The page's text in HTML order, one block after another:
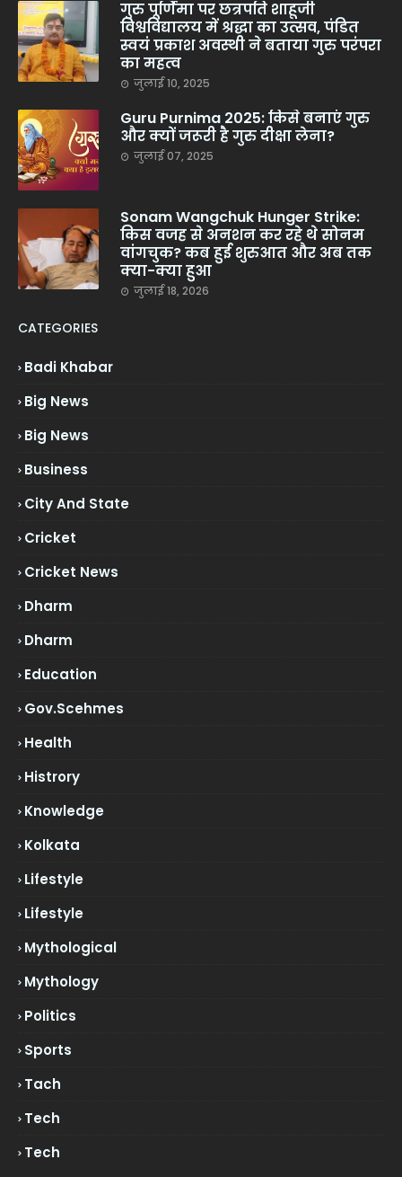
गुरु पूर्णिमा पर छत्रपति शाहूजी
विश्वविद्यालय में श्रद्धा का उत्सव, पंडित
स्वयं प्रकाश अवस्थी ने बताया गुरु परंपरा
का महत्व
जुलाई 10, 2025
Guru Purnima 2025: किसे बनाएं गुरु
और क्यों जरूरी है गुरु दीक्षा लेना?
जुलाई 07, 2025
Sonam Wangchuk Hunger Strike:
किस वजह से अनशन कर रहे थे सोनम
वांगचुक? कब हुई शुरुआत और अब तक
क्या-क्या हुआ
जुलाई 18, 2026
CATEGORIES
Badi Khabar
Big News
Big News
Business
City And State
Cricket
Cricket News
Dharm
Dharm
Education
Gov.scehmes
Health
Histrory
Knowledge
Kolkata
Lifestyle
Lifestyle
Mythological
Mythology
Politics
Sports
Tach
Tech
Tech